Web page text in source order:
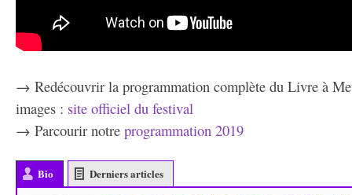
→ Redécouvrir la programmation complète du Livre à
images : site officiel du festival
→ Parcourir notre programmation 2019
Bio Derniers articles